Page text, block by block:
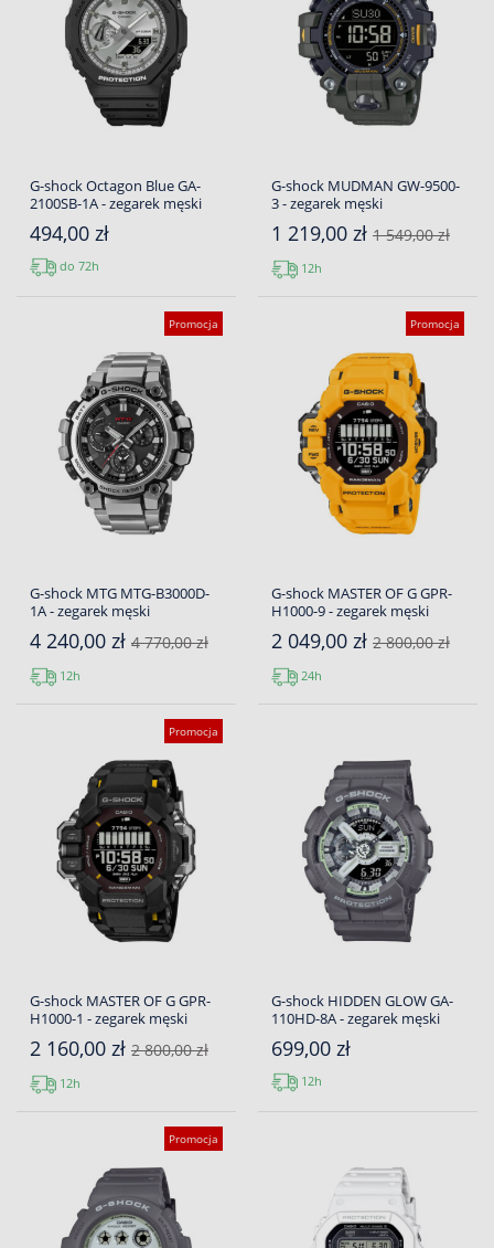
G-shock Octagon Blue GA-
2100SB-1A - zegarek męski
494,00 zł
do 72h
G-shock MUDMAN GW-9500-
3 - zegarek męski
1 219,00 zł 1 549,00 zł
12h
Promocja
G-shock MTG MTG-B3000D-
1A - zegarek męski
4 240,00 zł 4 770,00 zł
12h
Promocja
G-shock MASTER OF G GPR-
H1000-9 - zegarek męski
2 049,00 zł 2 800,00 zł
24h
Promocja
G-shock MASTER OF G GPR-
H1000-1 - zegarek męski
2 160,00 zł 2 800,00 zł
12h
G-shock HIDDEN GLOW GA-
110HD-8A - zegarek męski
699,00 zł
12h
Promocja